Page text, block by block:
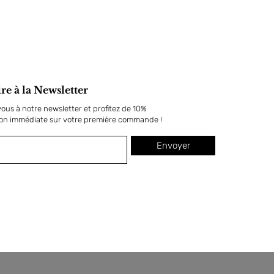
à la Newsletter
à notre newsletter et profitez de 10%
immédiate sur votre première commande !
Envoyer